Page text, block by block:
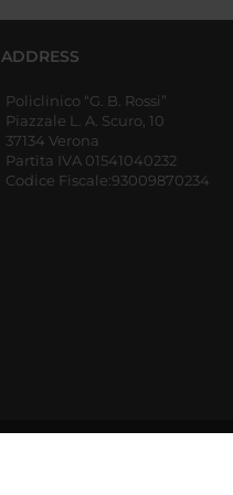
ADDRESS
Policlinico “G. B. Rossi”
Piazzale L. A. Scuro, 10
37134 Verona
Partita IVA 01541040232
Codice Fiscale:93009870234